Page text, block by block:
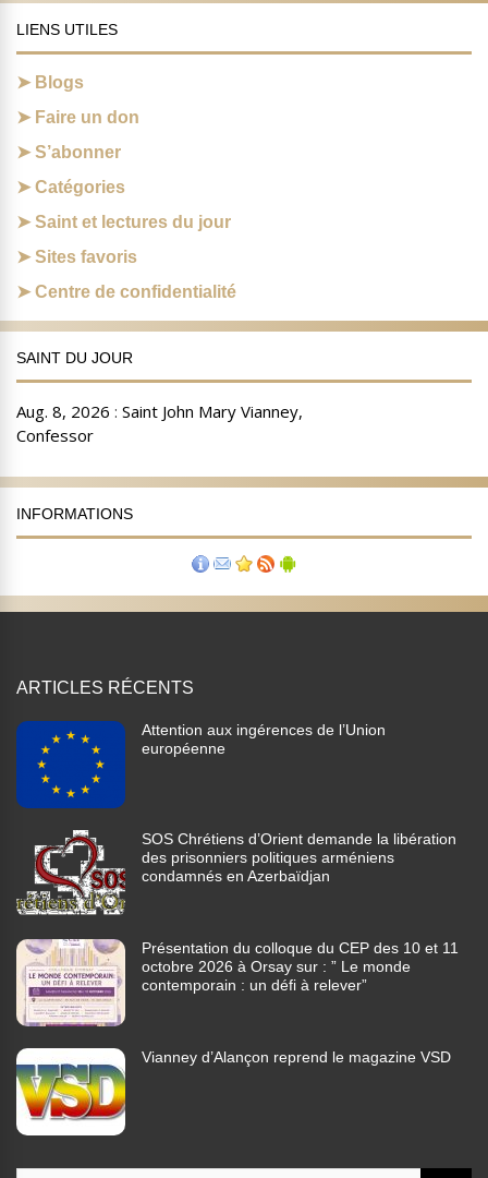
LIENS UTILES
Blogs
Faire un don
S’abonner
Catégories
Saint et lectures du jour
Sites favoris
Centre de confidentialité
SAINT DU JOUR
INFORMATIONS
ARTICLES RÉCENTS
Attention aux ingérences de l’Union
européenne
SOS Chrétiens d’Orient demande la libération
des prisonniers politiques arméniens
condamnés en Azerbaïdjan
Présentation du colloque du CEP des 10 et 11
octobre 2026 à Orsay sur : ” Le monde
contemporain : un défi à relever”
Vianney d’Alançon reprend le magazine VSD